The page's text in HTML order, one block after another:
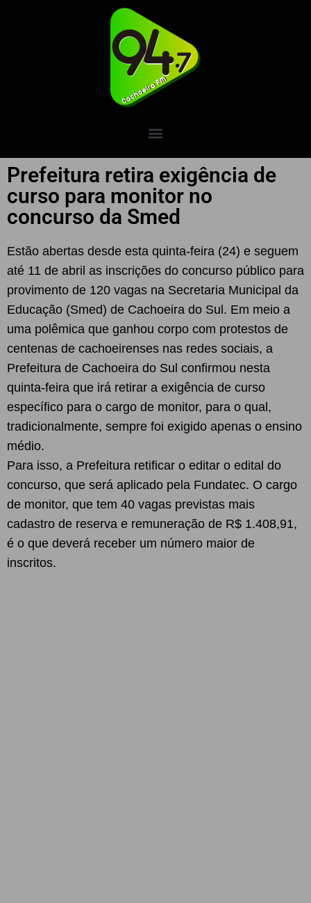
Prefeitura retira exigência de
curso para monitor no
concurso da Smed
Estão abertas desde esta quinta-feira (24) e seguem
até 11 de abril as inscrições do concurso público para
provimento de 120 vagas na Secretaria Municipal da
Educação (Smed) de Cachoeira do Sul. Em meio a
uma polêmica que ganhou corpo com protestos de
centenas de cachoeirenses nas redes sociais, a
Prefeitura de Cachoeira do Sul confirmou nesta
quinta-feira que irá retirar a exigência de curso
específico para o cargo de monitor, para o qual,
tradicionalmente, sempre foi exigido apenas o ensino
médio.
Para isso, a Prefeitura retificar o editar o edital do
concurso, que será aplicado pela Fundatec. O cargo
de monitor, que tem 40 vagas previstas mais
cadastro de reserva e remuneração de R$ 1.408,91,
é o que deverá receber um número maior de
inscritos.